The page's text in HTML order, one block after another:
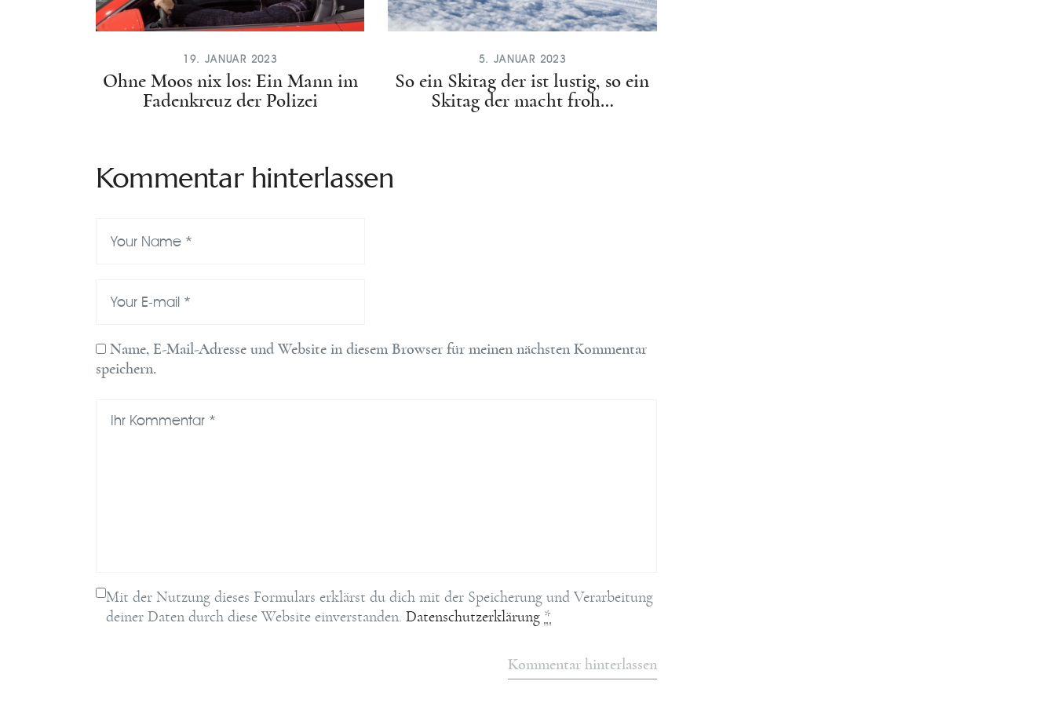
19. JANUAR 2023
Ohne Moos nix los: Ein Mann im
Fadenkreuz der Polizei
5. JANUAR 2023
So ein Skitag der ist lustig, so ein
Skitag der macht froh…
Kommentar hinterlassen
Name, E-Mail-Adresse und Website in diesem Browser für meinen nächsten Kommentar
speichern.
Mit der Nutzung dieses Formulars erklärst du dich mit der Speicherung und Verarbeitung
deiner Daten durch diese Website einverstanden. Datenschutzerklärung *